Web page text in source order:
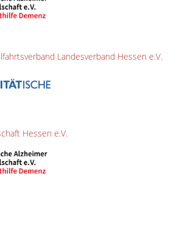
Landesverband Hessen e.V.
Hessen e.V.